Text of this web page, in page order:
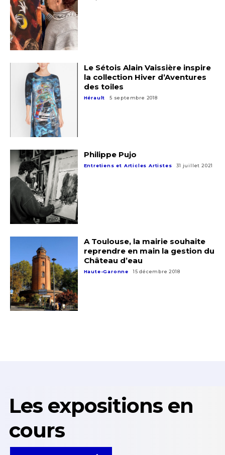
Le Sétois Alain Vaissière inspire
la collection Hiver d’Aventures
des toiles
Philippe Pujo
A Toulouse, la mairie souhaite
reprendre en main la gestion du
Château d’eau
Les expositions en
cours